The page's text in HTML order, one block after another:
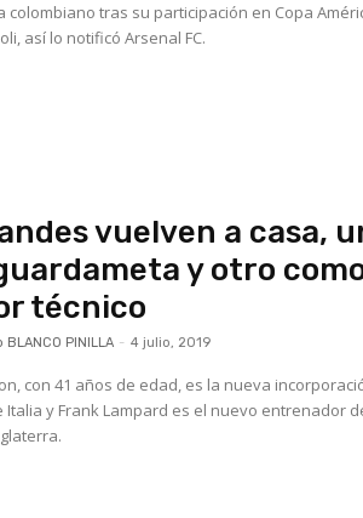
colombiano tras su participación en Copa
así lo notificó Arsenal FC.
vuelven a casa,
y otro
técnico
PINILLA - 4 julio, 2019
con 41 años de edad, es la nueva
Italia y Frank Lampard es el nuevo entrenador